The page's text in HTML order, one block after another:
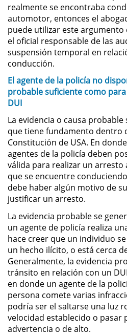
DUI Con
14 años
Leyes de
California
Segunda
Violencia
Abuso de
Acecho
Agresión
Amenazas
Lesión
Negligencia
Orden de
Emergencia
realmente se encontraba
automotor, entonces el
puede utilizar este argumento
el oficial responsable de las
suspensión temporal en
conducción.
El agente de la policía no
probable suficiente como
DUI
La evidencia o causa
que tiene fundamento dentro
Constitución de USA. En
agentes de la policía deben
válida para realizar un
que se encuentre
debe haber algún motivo de
justificar un arresto.
La evidencia probable se
un agente de policía realiza
hace creer que un individuo
un hecho ilícito, o está cerca
Generalmente, la evidencia
tránsito en relación con un
en donde un agente de la
persona comete varias
podría ser el saltarse una luz
velocidad establecido o pasar
advertencia o de alto.